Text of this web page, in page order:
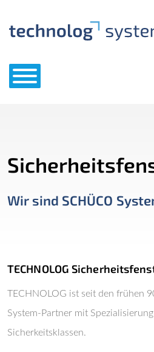
Wir sind SCHÜCO
TECHNOLOG
TECHNOLOG ist seit den frühen
System-Partner mit
Sicherkeitsklassen.